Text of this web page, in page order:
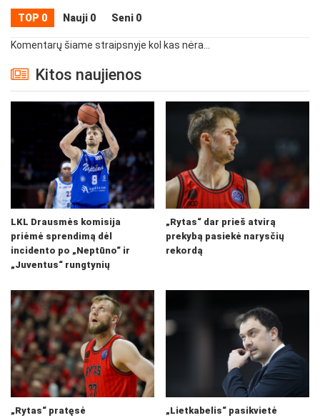
TOP 0 Nauji 0 Seni 0
Komentarų šiame straipsnyje kol kas nėra...
Kitos naujienos
LKL Drausmės komisija
priėmė sprendimą dėl
incidento po „Neptūno“ ir
„Juventus“ rungtynių
„Rytas“ dar prieš atvirą
prekybą pasiekė narysčių
rekordą
„Rytas“ pratęsė
„Lietkabelis“ pasikvietė